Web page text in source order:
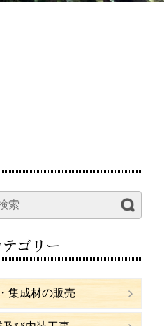
ゴリー
集成材の販売